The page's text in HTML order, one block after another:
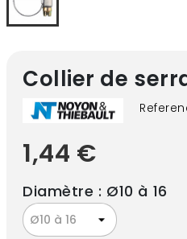
Collier de
1,44 €
Diamètre : Ø10 à 16